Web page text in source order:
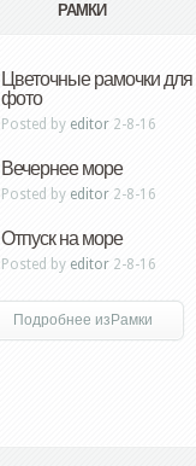
РАМКИ
Цветочные рамочки для
фото
Posted by editor 2-8-16
Вечернее море
Posted by editor 2-8-16
Отпуск на море
Posted by editor 2-8-16
Подробнее изРамки